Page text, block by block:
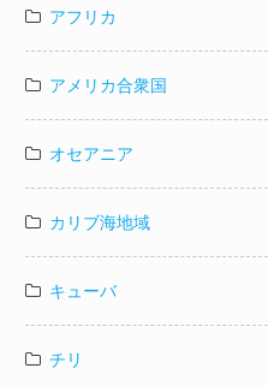
アフリカ
アメリカ合衆国
オセアニア
カリブ海地域
キューバ
チリ